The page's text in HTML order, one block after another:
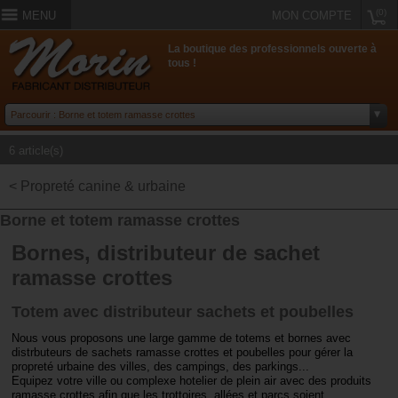
MENU MON COMPTE
La boutique des professionnels ouverte à
tous !
6 article(s)
< Propreté canine & urbaine
Borne et totem ramasse crottes
Bornes, distributeur de sachet
ramasse crottes
Totem avec distributeur sachets et poubelles
Nous vous proposons une large gamme de totems et bornes avec
distrbuteurs de sachets ramasse crottes et poubelles pour gérer la
propreté urbaine des villes, des campings, des parkings...
Equipez votre ville ou complexe hotelier de plein air avec des produits
ramasse crottes afin que les trottoires, allées et parcs soient